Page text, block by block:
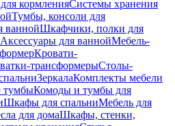
кормленияСистемы хранения
Тумбы, консоли для
ваннойШкафчики, полки для
Аксессуары для ваннойМебель-
Кровати-
трансформерыСтолы-
ЗеркалаКомплекты мебели
тумбыКомоды и тумбы для
Шкафы для спальниМебель для
для домаШкафы, стенки,